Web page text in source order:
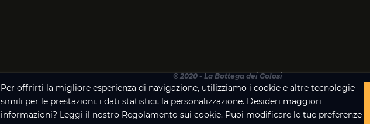
© 2020 - La Bottega dei Golosi
Per offrirti la migliore esperienza di navigazione, utilizziamo i cookie e altre tecnologie
simili per le prestazioni, i dati statistici, la personalizzazione. Desideri maggiori
informazioni? Leggi il nostro Regolamento sui cookie. Puoi modificare le tue preferenze